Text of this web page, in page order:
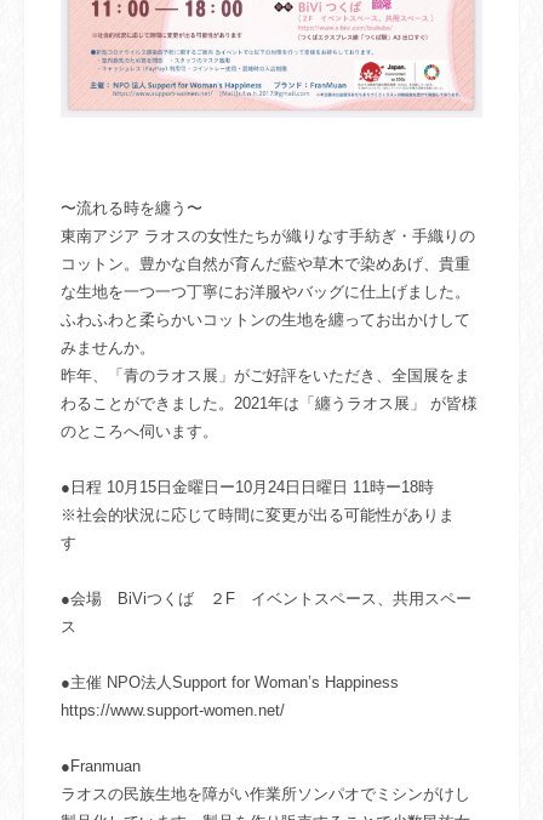
〜流れる時を纏う〜
東南アジア ラオスの女性たちが織りなす手紡ぎ・手織りの
コットン。豊かな自然が育んだ藍や草木で染めあげ、貴重
な生地を一つ一つ丁寧にお洋服やバッグに仕上げました。
ふわふわと柔らかいコットンの生地を纏ってお出かけして
みませんか。
昨年、「青のラオス展」がご好評をいただき、全国展をま
わることができました。2021年は「纏うラオス展」 が皆様
のところへ伺います。
●日程 10月15日金曜日ー10月24日日曜日 11時ー18時
※社会的状況に応じて時間に変更が出る可能性がありま
す
●会場 BiViつくば ２F イベントスペース、共用スペー
ス
●主催 NPO法人Support for Woman’s Happiness
https://www.support-women.net/
●Franmuan
ラオスの民族生地を障がい作業所ソンパオでミシンがけし